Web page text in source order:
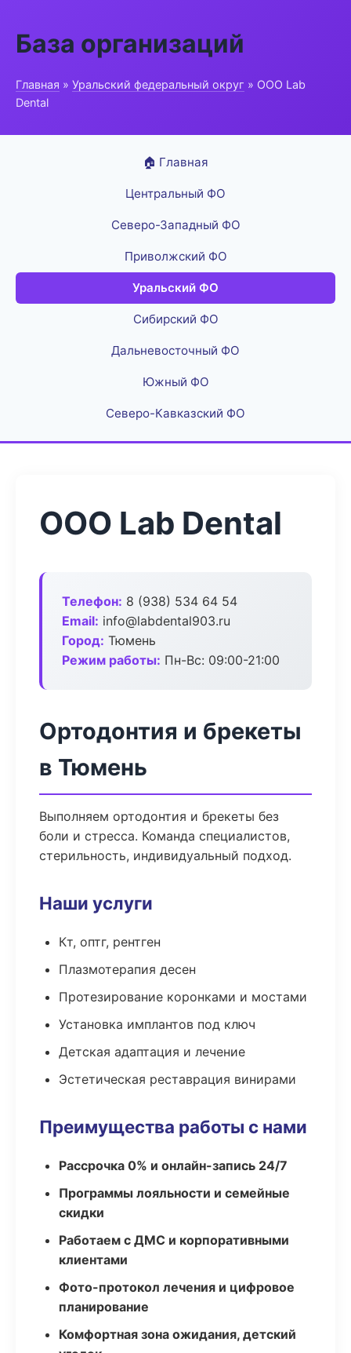
База организаций
Главная » Уральский федеральный округ » ООО Lab
Dental
🏠 Главная
Центральный ФО
Северо-Западный ФО
Приволжский ФО
Уральский ФО
Сибирский ФО
Дальневосточный ФО
Южный ФО
Северо-Кавказский ФО
ООО Lab Dental
Телефон: 8 (938) 534 64 54
Email: info@labdental903.ru
Город: Тюмень
Режим работы: Пн-Вс: 09:00-21:00
Ортодонтия и брекеты
в Тюмень
Выполняем ортодонтия и брекеты без
боли и стресса. Команда специалистов,
стерильность, индивидуальный подход.
Наши услуги
Кт, оптг, рентген
Плазмотерапия десен
Протезирование коронками и мостами
Установка имплантов под ключ
Детская адаптация и лечение
Эстетическая реставрация винирами
Преимущества работы с нами
Рассрочка 0% и онлайн-запись 24/7
Программы лояльности и семейные
скидки
Работаем с ДМС и корпоративными
клиентами
Фото-протокол лечения и цифровое
планирование
Комфортная зона ожидания, детский